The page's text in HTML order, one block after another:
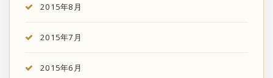
2015年8月
2015年7月
2015年6月